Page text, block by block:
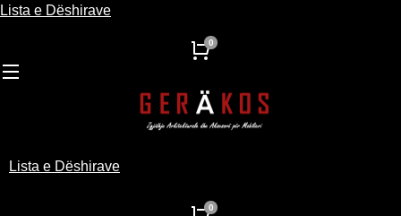
Lista e Dëshirave
Lista e Dëshirave